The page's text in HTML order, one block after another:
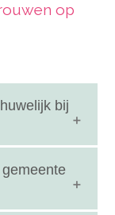
op
bij
doe je
stap